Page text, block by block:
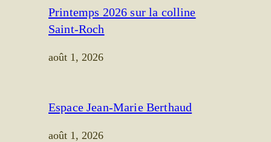
Printemps 2026 sur la colline
Saint-Roch
août 1, 2026
Espace Jean-Marie Berthaud
août 1, 2026